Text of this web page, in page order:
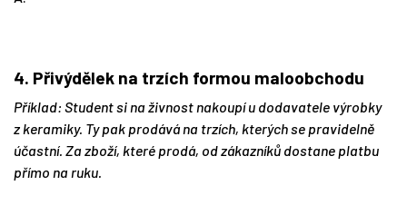
4. Přivýdělek na trzích formou maloobchodu
Příklad: Student si na živnost nakoupí u dodavatele výrobky
z keramiky. Ty pak prodává na trzích, kterých se pravidelně
účastní. Za zboží, které prodá, od zákazníků dostane platbu
přímo na ruku.